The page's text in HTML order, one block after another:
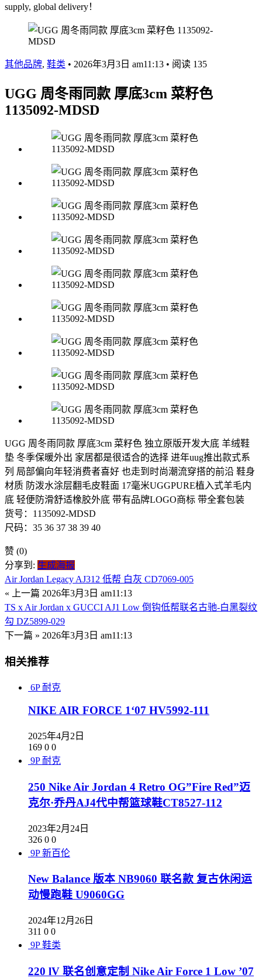
supply, global delivery！
其他品牌, 鞋类 • 2026年3月3日 am11:13 • 阅读 135
UGG 周冬雨同款 厚底3cm 菜籽色
1135092-MDSD
UGG 周冬雨同款 厚底3cm 菜籽色 独立原版开发大底 羊绒鞋
垫 冬季保暖外出 家居都是很适合的选择 进年uug推出款式系
列 局部偏向年轻消费者喜好 也走到时尚潮流穿搭的前沿 鞋身
材质 防泼水涂层翻毛皮鞋面 17毫米UGGPURE植入式羊毛内
底 轻便防滑舒适橡胶外底 带有品牌LOGO商标 带全套包装
货号：1135092-MDSD
尺码：35 36 37 38 39 40
赞 (0)
分享到: 生成海报
Air Jordan Legacy AJ312 低帮 白灰 CD7069-005
« 上一篇 2026年3月3日 am11:13
TS x Air Jordan x GUCCI AJ1 Low 倒钩低帮联名古驰-白黑裂纹
勾 DZ5899-029
下一篇 » 2026年3月3日 am11:13
相关推荐
6P 耐克
NIKE AIR FORCE 1‘07 HV5992-111
2025年4月2日
169 0 0
9P 耐克
250 Nike Air Jordan 4 Retro OG”Fire Red”迈
克尔·乔丹AJ4代中帮篮球鞋CT8527-112
2023年2月24日
326 0 0
9P 新百伦
New Balance 版本 NB9060 联名款 复古休闲运
动慢跑鞋 U9060GG
2024年12月26日
311 0 0
9P 鞋类
220 lV 联名创意定制 Nike Air Force 1 Low ’07